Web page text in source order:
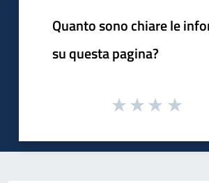
Quanto sono chiare le
su questa pagina?